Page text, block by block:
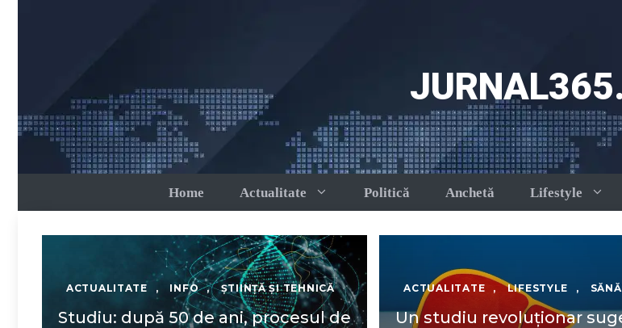
Home Actualitate Politică Anchetă Lifestyle
ACTUALITATE , INFO , ȘTIINȚĂ ȘI TEHNICĂ
Studiu: după 50 de ani, procesul de
ACTUALITATE , LIFESTYLE ,
Un studiu revoluționar